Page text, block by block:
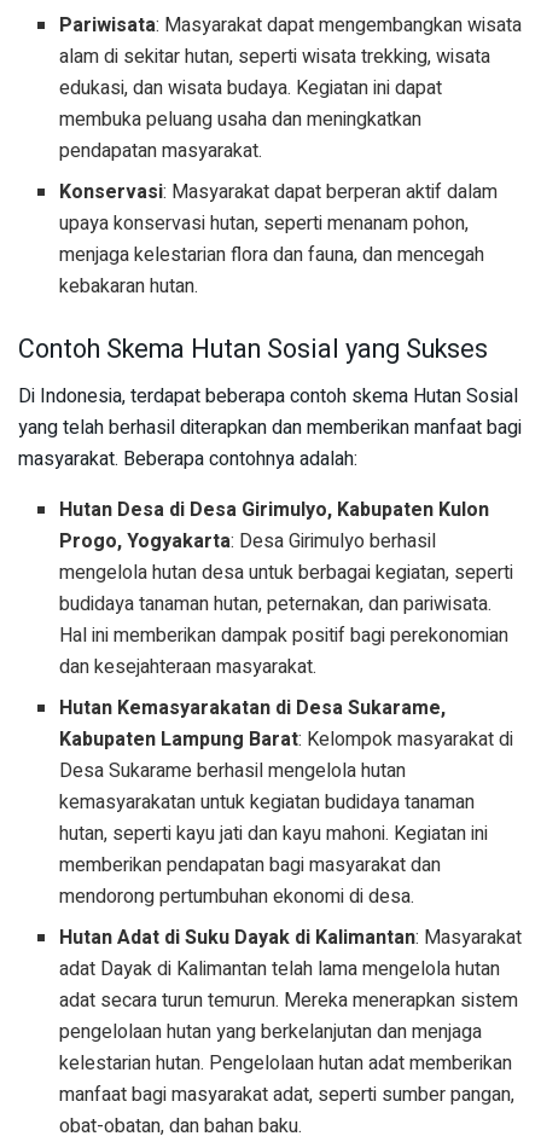
Pariwisata: Masyarakat dapat mengembangkan wisata
alam di sekitar hutan, seperti wisata trekking, wisata
edukasi, dan wisata budaya. Kegiatan ini dapat
membuka peluang usaha dan meningkatkan
pendapatan masyarakat.
Konservasi: Masyarakat dapat berperan aktif dalam
upaya konservasi hutan, seperti menanam pohon,
menjaga kelestarian flora dan fauna, dan mencegah
kebakaran hutan.
Contoh Skema Hutan Sosial yang Sukses
Di Indonesia, terdapat beberapa contoh skema Hutan Sosial
yang telah berhasil diterapkan dan memberikan manfaat bagi
masyarakat. Beberapa contohnya adalah:
Hutan Desa di Desa Girimulyo, Kabupaten Kulon
Progo, Yogyakarta: Desa Girimulyo berhasil
mengelola hutan desa untuk berbagai kegiatan, seperti
budidaya tanaman hutan, peternakan, dan pariwisata.
Hal ini memberikan dampak positif bagi perekonomian
dan kesejahteraan masyarakat.
Hutan Kemasyarakatan di Desa Sukarame,
Kabupaten Lampung Barat: Kelompok masyarakat di
Desa Sukarame berhasil mengelola hutan
kemasyarakatan untuk kegiatan budidaya tanaman
hutan, seperti kayu jati dan kayu mahoni. Kegiatan ini
memberikan pendapatan bagi masyarakat dan
mendorong pertumbuhan ekonomi di desa.
Hutan Adat di Suku Dayak di Kalimantan: Masyarakat
adat Dayak di Kalimantan telah lama mengelola hutan
adat secara turun temurun. Mereka menerapkan sistem
pengelolaan hutan yang berkelanjutan dan menjaga
kelestarian hutan. Pengelolaan hutan adat memberikan
manfaat bagi masyarakat adat, seperti sumber pangan,
obat-obatan, dan bahan baku.